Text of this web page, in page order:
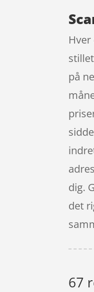
på
dig.
det
67